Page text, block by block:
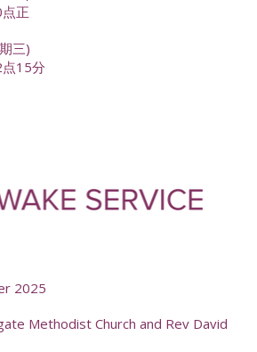
正
三)
15分
2025
Methodist Church and Rev David